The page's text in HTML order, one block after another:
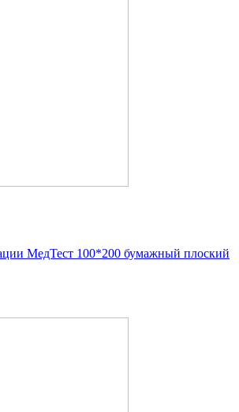
МедТест 100*200 бумажный плоский